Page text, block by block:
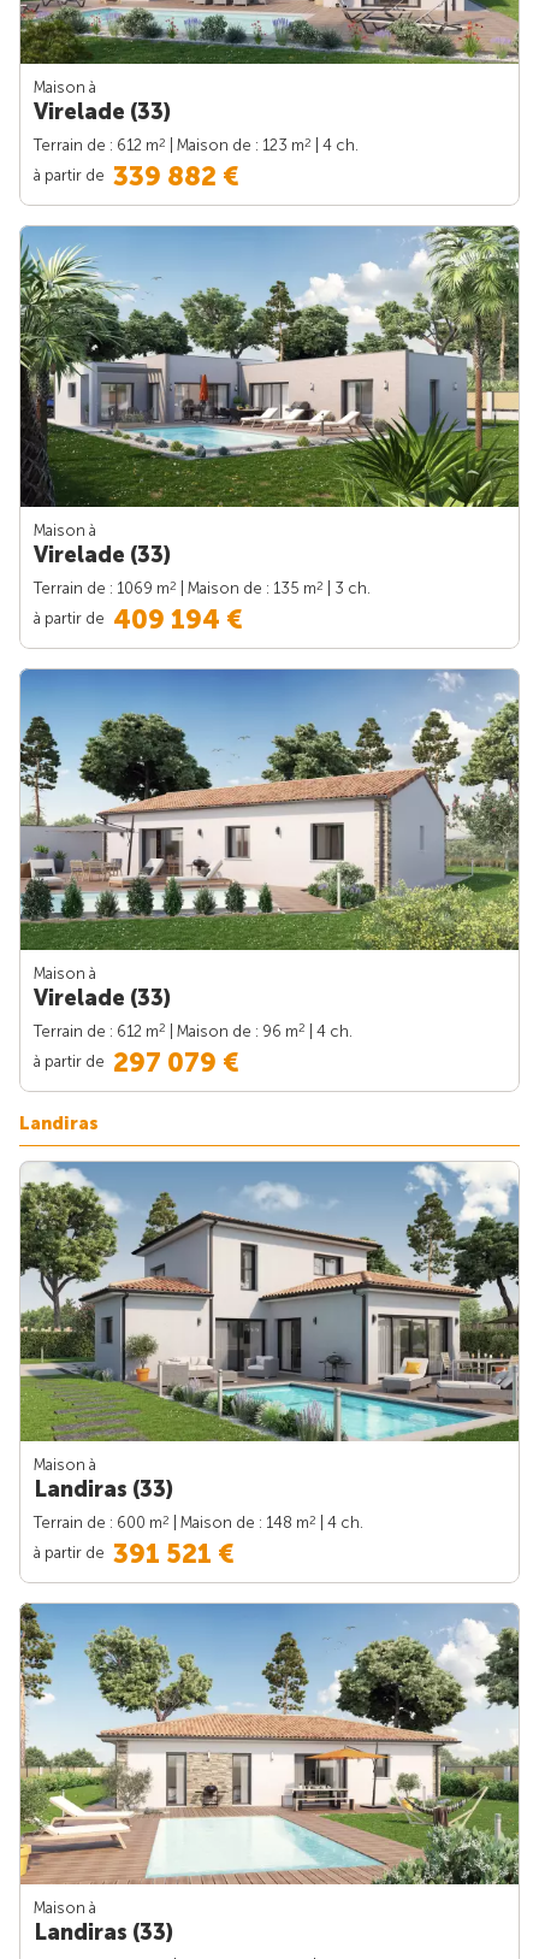
Maison à
Virelade (33)
Terrain de : 612 m2 | Maison de : 123 m2
| 4 ch.
à partir de 339 882 €
Maison à
Virelade (33)
Terrain de : 1069 m2 | Maison de : 135 m2
| 3 ch.
à partir de 409 194 €
Maison à
Virelade (33)
Terrain de : 612 m2 | Maison de : 96 m2
| 4 ch.
à partir de 297 079 €
Landiras
Maison à
Landiras (33)
Terrain de : 600 m2 | Maison de : 148 m2
| 4 ch.
à partir de 391 521 €
Maison à
Landiras (33)